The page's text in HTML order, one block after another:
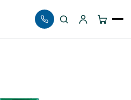
Αναζήτηση